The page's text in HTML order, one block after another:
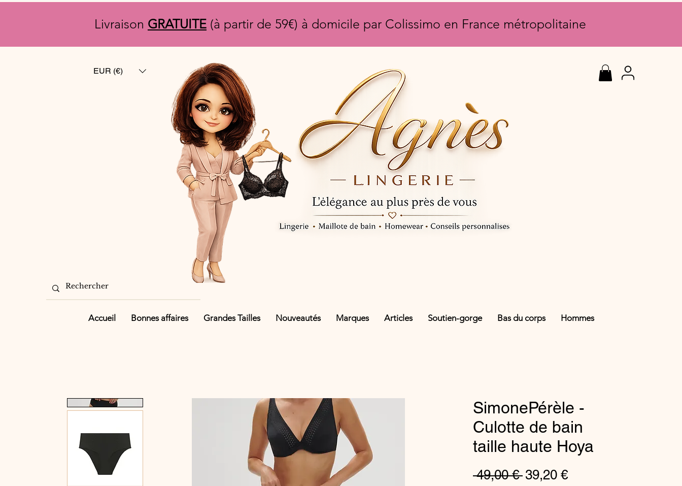
Livraison GRATUITE (à partir de 59€) à domicile par Colissimo en France métropolitaine
EUR (€)
Accueil Bonnes affaires Grandes Tailles Nouveautés Marques Articles Soutien-gorge Bas du corps Hommes
SimonePérèle -
Culotte de bain
taille haute Hoya
49,00 € Prix
39,20 €Prix